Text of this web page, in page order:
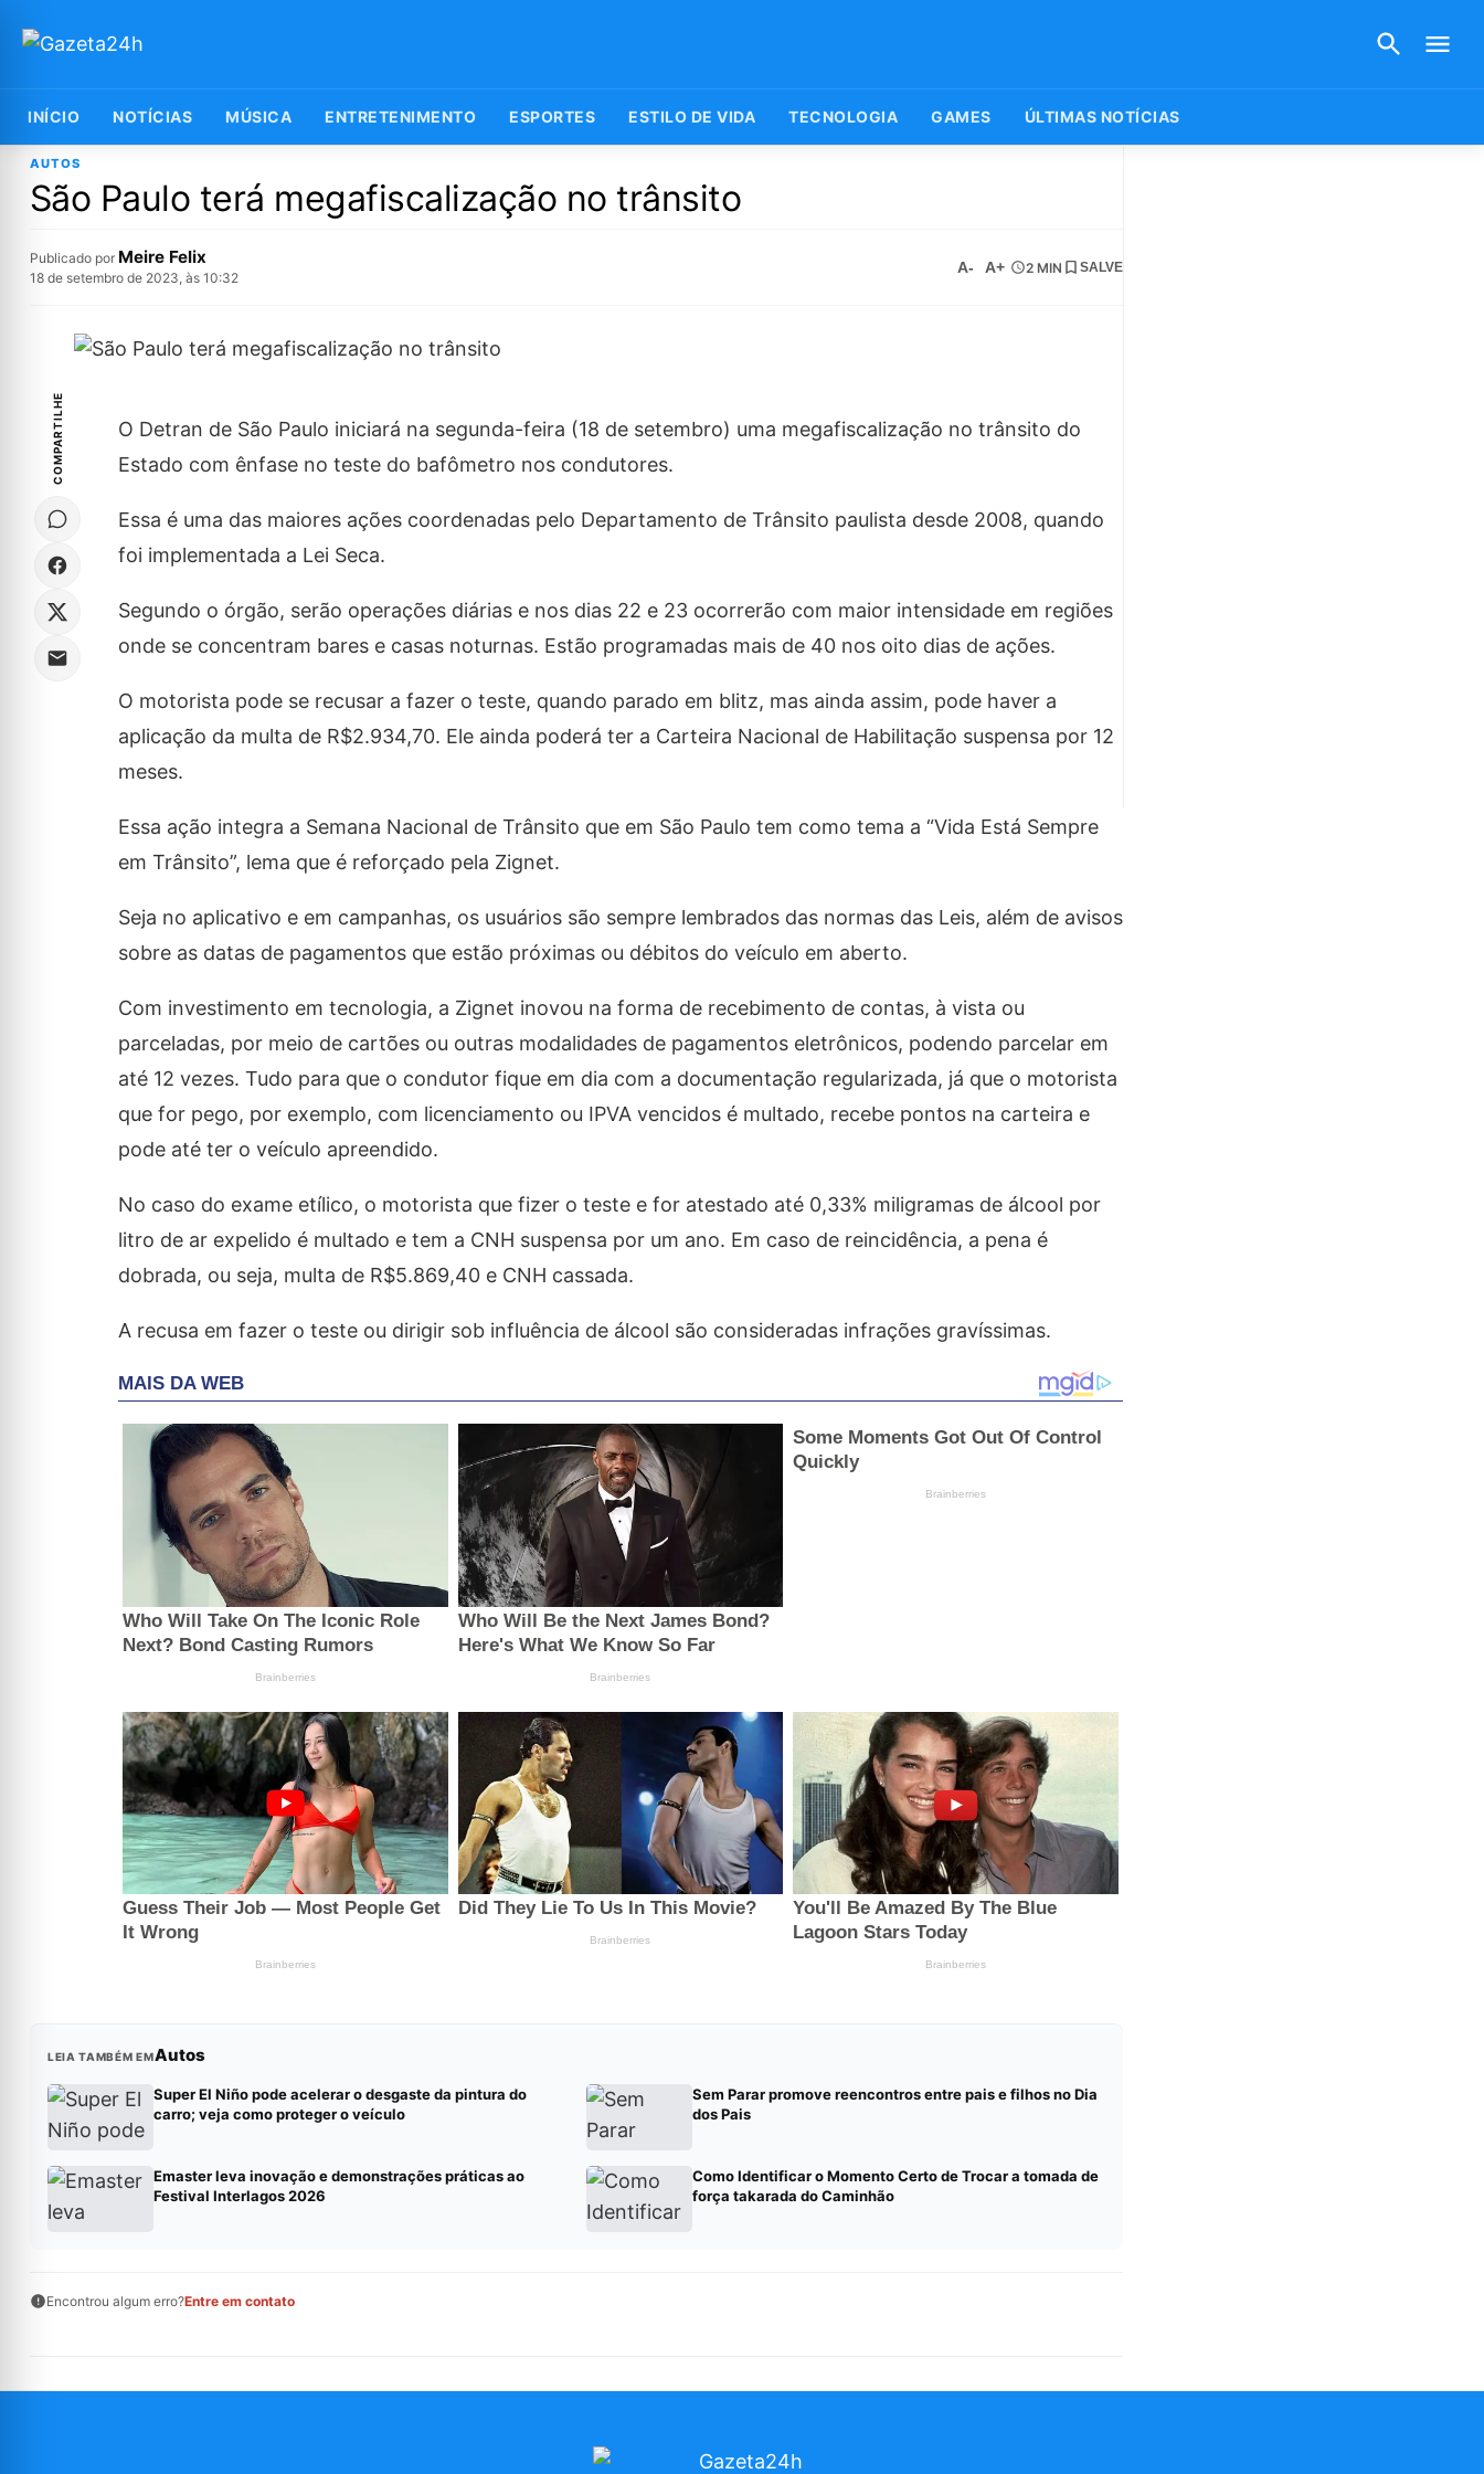
INÍCIO NOTÍCIAS MÚSICA ENTRETENIMENTO ESPORTES ESTILO DE VIDA TECNOLOGIA GAMES ÚLTIMAS NOTÍCIAS
AUTOS
São Paulo terá megafiscalização no trânsito
Publicado por Meire Felix
18 de setembro de 2023, às 10:32
A- A+ 2 MIN SALVE
COMPARTILHE
O Detran de São Paulo iniciará na segunda-feira (18 de setembro) uma megafiscalização no trânsito do
Estado com ênfase no teste do bafômetro nos condutores.
Essa é uma das maiores ações coordenadas pelo Departamento de Trânsito paulista desde 2008, quando
foi implementada a Lei Seca.
Segundo o órgão, serão operações diárias e nos dias 22 e 23 ocorrerão com maior intensidade em regiões
onde se concentram bares e casas noturnas. Estão programadas mais de 40 nos oito dias de ações.
O motorista pode se recusar a fazer o teste, quando parado em blitz, mas ainda assim, pode haver a
aplicação da multa de R$2.934,70. Ele ainda poderá ter a Carteira Nacional de Habilitação suspensa por 12
meses.
Essa ação integra a Semana Nacional de Trânsito que em São Paulo tem como tema a “Vida Está Sempre
em Trânsito”, lema que é reforçado pela Zignet.
Seja no aplicativo e em campanhas, os usuários são sempre lembrados das normas das Leis, além de avisos
sobre as datas de pagamentos que estão próximas ou débitos do veículo em aberto.
Com investimento em tecnologia, a Zignet inovou na forma de recebimento de contas, à vista ou
parceladas, por meio de cartões ou outras modalidades de pagamentos eletrônicos, podendo parcelar em
até 12 vezes. Tudo para que o condutor fique em dia com a documentação regularizada, já que o motorista
que for pego, por exemplo, com licenciamento ou IPVA vencidos é multado, recebe pontos na carteira e
pode até ter o veículo apreendido.
No caso do exame etílico, o motorista que fizer o teste e for atestado até 0,33% miligramas de álcool por
litro de ar expelido é multado e tem a CNH suspensa por um ano. Em caso de reincidência, a pena é
dobrada, ou seja, multa de R$5.869,40 e CNH cassada.
A recusa em fazer o teste ou dirigir sob influência de álcool são consideradas infrações gravíssimas.
LEIA TAMBÉM EMAutos
Super El Niño pode acelerar o desgaste da pintura do
carro; veja como proteger o veículo
Sem Parar promove reencontros entre pais e filhos no Dia
dos Pais
Emaster leva inovação e demonstrações práticas ao
Festival Interlagos 2026
Como Identificar o Momento Certo de Trocar a tomada de
força takarada do Caminhão
Encontrou algum erro?Entre em contato